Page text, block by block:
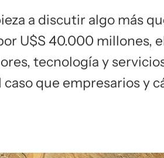
a discutir algo más
U$S 40.000 millones,
tecnología y
que empresarios y